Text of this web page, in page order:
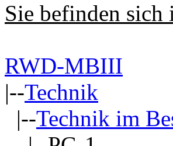
Sie befinden sich
RWD-MBIII
|--Technik
|--Technik im